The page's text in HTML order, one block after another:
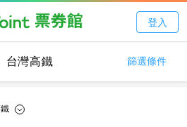
登入
篩選條件
台灣高鐵